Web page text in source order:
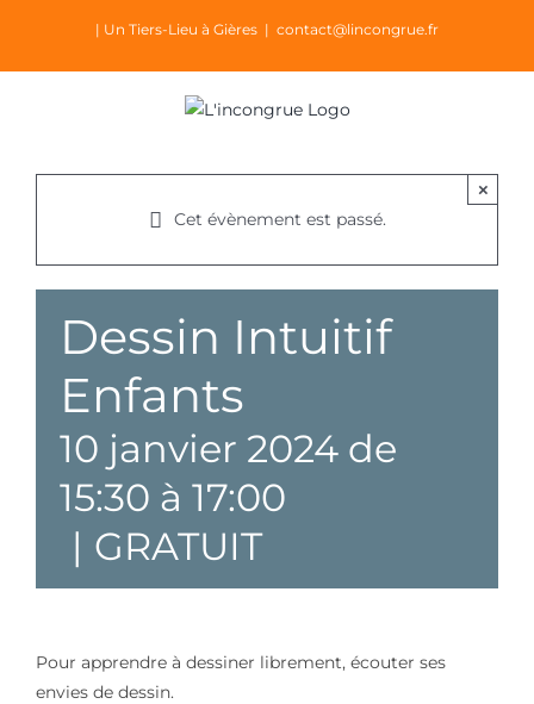
contenu
| Un Tiers-Lieu à Gières | contact@lincongrue.fr
Cet évènement est passé.
×
Dessin Intuitif
Enfants
10 janvier 2024 de
15:30 à 17:00
| GRATUIT
Pour apprendre à dessiner librement, écouter ses
envies de dessin.